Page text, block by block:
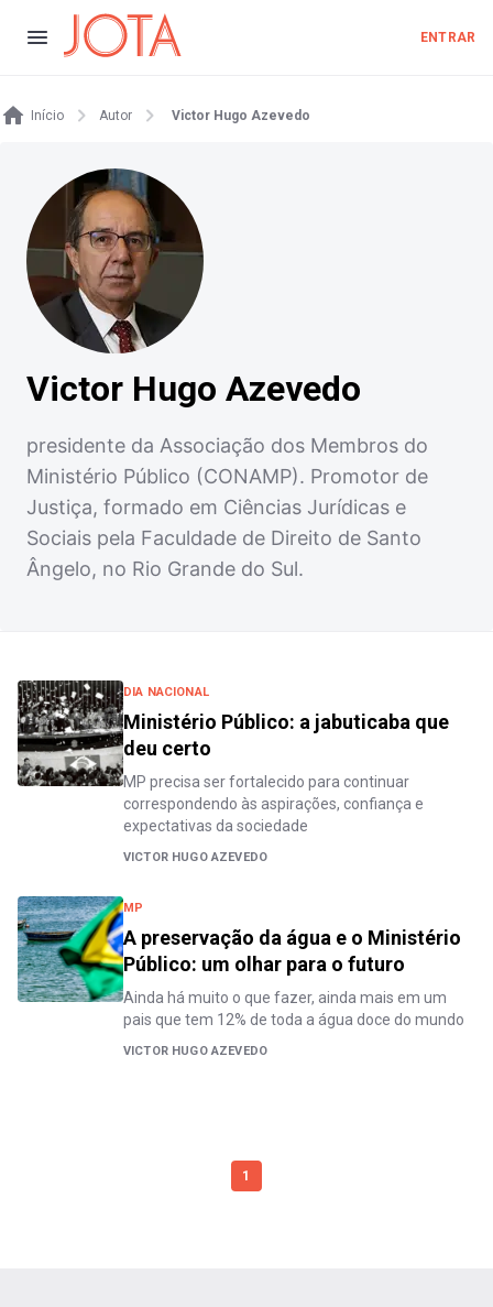
ENTRAR
Início Autor Victor Hugo Azevedo
Victor Hugo Azevedo
presidente da Associação dos Membros do
Ministério Público (CONAMP). Promotor de
Justiça, formado em Ciências Jurídicas e
Sociais pela Faculdade de Direito de Santo
Ângelo, no Rio Grande do Sul.
DIA NACIONAL
Ministério Público: a jabuticaba que
deu certo
MP precisa ser fortalecido para continuar
correspondendo às aspirações, confiança e
expectativas da sociedade
VICTOR HUGO AZEVEDO
MP
A preservação da água e o Ministério
Público: um olhar para o futuro
Ainda há muito o que fazer, ainda mais em um
pais que tem 12% de toda a água doce do mundo
VICTOR HUGO AZEVEDO
1